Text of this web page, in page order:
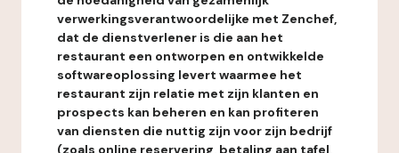
verwerkingsverantwoordelijke met Zenchef,
dat de dienstverlener is die aan het
restaurant een ontworpen en ontwikkelde
softwareoplossing levert waarmee het
restaurant zijn relatie met zijn klanten en
prospects kan beheren en kan profiteren
van diensten die nuttig zijn voor zijn bedrijf
(zoals online reservering, betaling aan tafel,